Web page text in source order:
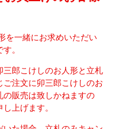
を一緒にお求めいただい
。
三郎こけしのお人形と立札
注文に卯三郎こけしのお
の販売は致しかねますの
上げます。